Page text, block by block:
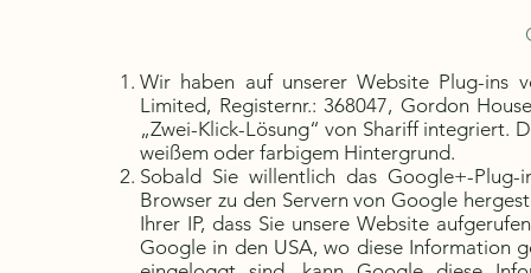
Wir haben auf unserer Website Plug-ins
Limited, Registernr.: 368047, Gordon
„Zwei-Klick-Lösung“ von Shariff integriert.
weißem oder farbigem Hintergrund.
Sobald Sie willentlich das Google+-
Browser zu den Servern von Google
Ihrer IP, dass Sie unsere Website
Google in den USA, wo diese Information